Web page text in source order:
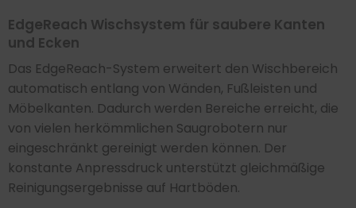
EdgeReach Wischsystem für saubere Kanten
und Ecken
Das EdgeReach-System erweitert den Wischbereich
automatisch entlang von Wänden, Fußleisten und
Möbelkanten. Dadurch werden Bereiche erreicht, die
von vielen herkömmlichen Saugrobotern nur
eingeschränkt gereinigt werden können. Der
konstante Anpressdruck unterstützt gleichmäßige
Reinigungsergebnisse auf Hartböden.